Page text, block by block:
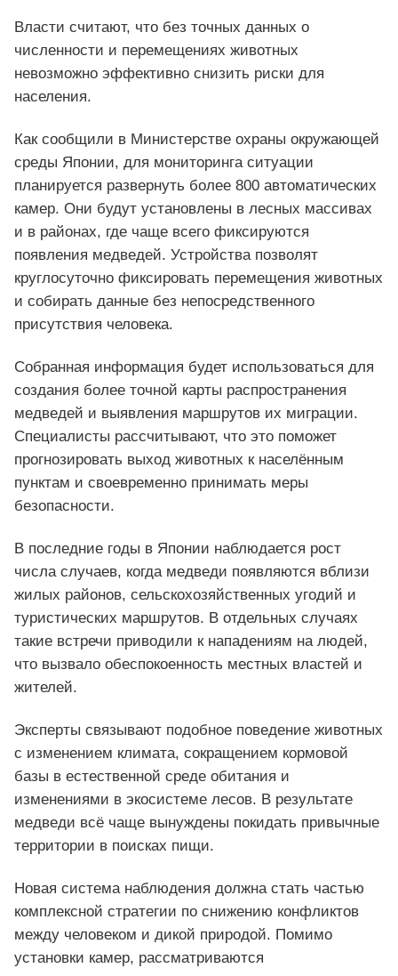
Власти считают, что без точных данных о
численности и перемещениях животных
невозможно эффективно снизить риски для
населения.
Как сообщили в Министерстве охраны окружающей
среды Японии, для мониторинга ситуации
планируется развернуть более 800 автоматических
камер. Они будут установлены в лесных массивах
и в районах, где чаще всего фиксируются
появления медведей. Устройства позволят
круглосуточно фиксировать перемещения животных
и собирать данные без непосредственного
присутствия человека.
Собранная информация будет использоваться для
создания более точной карты распространения
медведей и выявления маршрутов их миграции.
Специалисты рассчитывают, что это поможет
прогнозировать выход животных к населённым
пунктам и своевременно принимать меры
безопасности.
В последние годы в Японии наблюдается рост
числа случаев, когда медведи появляются вблизи
жилых районов, сельскохозяйственных угодий и
туристических маршрутов. В отдельных случаях
такие встречи приводили к нападениям на людей,
что вызвало обеспокоенность местных властей и
жителей.
Эксперты связывают подобное поведение животных
с изменением климата, сокращением кормовой
базы в естественной среде обитания и
изменениями в экосистеме лесов. В результате
медведи всё чаще вынуждены покидать привычные
территории в поисках пищи.
Новая система наблюдения должна стать частью
комплексной стратегии по снижению конфликтов
между человеком и дикой природой. Помимо
установки камер, рассматриваются